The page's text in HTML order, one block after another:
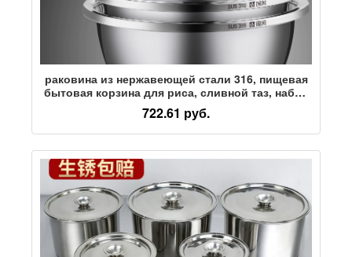
раковина из нержавеющей стали 316, пищевая
бытовая корзина для риса, сливной таз, набор
кухонных раковин, утолщенная мойка для
овощей, сливная корзина
722.61 руб.